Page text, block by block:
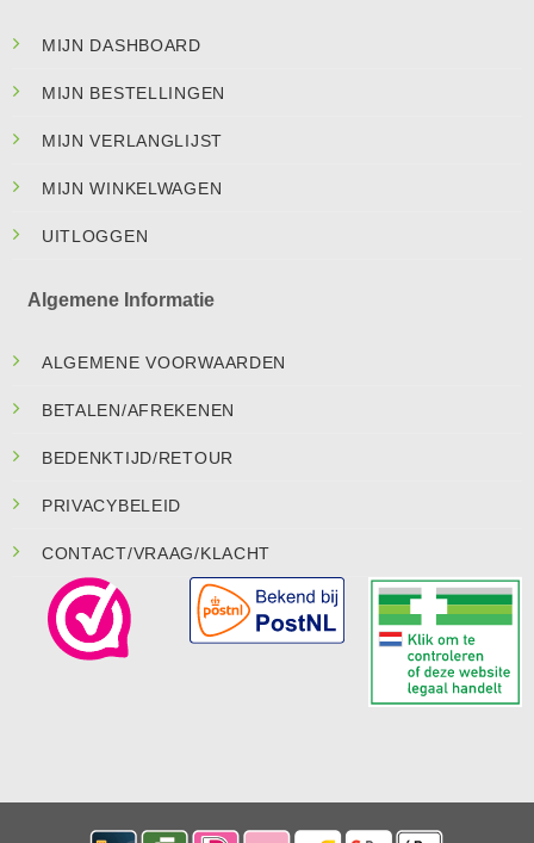
MIJN DASHBOARD
MIJN BESTELLINGEN
MIJN VERLANGLIJST
MIJN WINKELWAGEN
UITLOGGEN
Algemene Informatie
ALGEMENE VOORWAARDEN
BETALEN/AFREKENEN
BEDENKTIJD/RETOUR
PRIVACYBELEID
CONTACT/VRAAG/KLACHT